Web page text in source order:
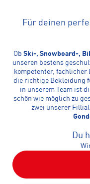
Für deinen
Ob Ski-, Snowboard-,
unseren bestens
kompetenter, fachlicher
die richtige Bekleidung
in unserem Team ist
schön wie möglich zu
zwei unserer
Du